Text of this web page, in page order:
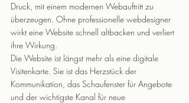
Druck, mit einem modernen Webauftritt zu
überzeugen. Ohne professionelle webdesigner
wirkt eine Website schnell altbacken und verliert
ihre Wirkung.
Die Website ist längst mehr als eine digitale
Visitenkarte. Sie ist das Herzstück der
Kommunikation, das Schaufenster für Angebote
und der wichtigste Kanal für neue